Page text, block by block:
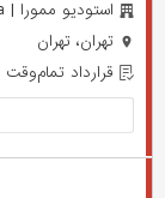
استودیو ممورا | Studio Memora
تهران، تهران
قرارداد تمام‌وقت